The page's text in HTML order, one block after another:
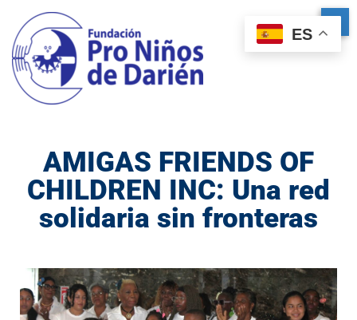
AMIGAS FRIENDS OF
CHILDREN INC: Una red
solidaria sin fronteras
ES